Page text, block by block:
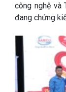
công nghệ và
đang chứng